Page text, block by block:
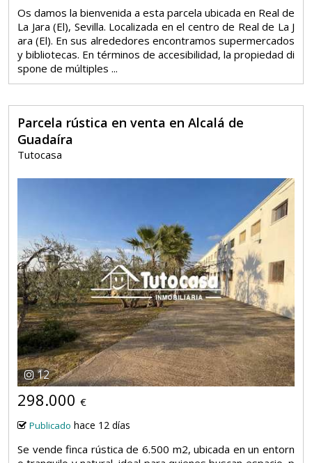
Os damos la bienvenida a esta parcela ubicada en Real de
La Jara (El), Sevilla. Localizada en el centro de Real de La J
ara (El). En sus alrededores encontramos supermercados
y bibliotecas. En términos de accesibilidad, la propiedad di
spone de múltiples ...
Parcela rústica en venta en Alcalá de
Guadaíra
Tutocasa
12
298.000 €
Publicado hace 12 días
Se vende finca rústica de 6.500 m2, ubicada en un entorn